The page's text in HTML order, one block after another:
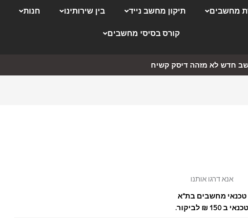
מחשבים תיקון מחשב נייד בין שירותינו חנות
קורס בסיסי מחשבים
חדש לא מזהה דיסק קשיח
אנא דרגו אותנו
טכנאי מחשבים בת"א
טכנאי ב 150 ₪ לביקור.